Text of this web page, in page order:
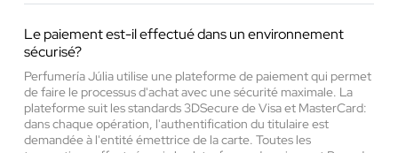
Le paiement est-il effectué dans un environnement
sécurisé?
Perfumería Júlia utilise une plateforme de paiement qui permet
de faire le processus d'achat avec une sécurité maximale. La
plateforme suit les standards 3DSecure de Visa et MasterCard:
dans chaque opération, l'authentification du titulaire est
demandée à l'entité émettrice de la carte. Toutes les